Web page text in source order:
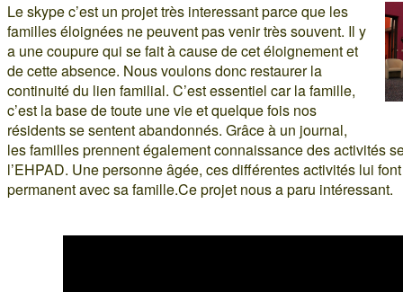
Le skype c’est un projet très interessant parce que les
familles éloignées ne peuvent pas venir très souvent. Il y
a une coupure qui se fait à cause de cet éloignement et
de cette absence. Nous voulons donc restaurer la
continuité du lien familial. C’est essentiel car la famille,
c’est la base de toute une vie et quelque fois nos
résidents se sentent abandonnés. Grâce à un journal,
les familles prennent également connaissance des activités
l’EHPAD. Une personne âgée, ces différentes activités lui
permanent avec sa famille.Ce projet nous a paru intéressant.